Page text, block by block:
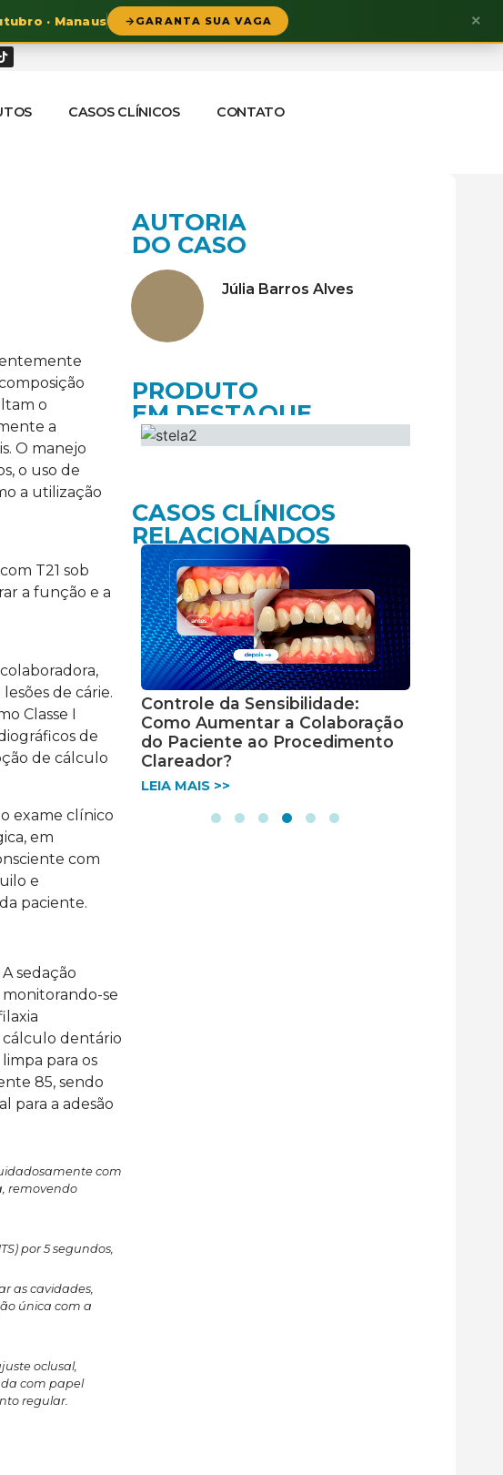
· Manaus GARANTA SUA VAGA ×
CASOS CLÍNICOS CONTATO
o
a
O manejo
o uso de
a utilização
T21 sob
a função e a
de cárie.
Classe I
de
de cálculo
exame clínico
em
com
e
paciente.
sedação
se
cálculo dentário
para os
85, sendo
para a adesão
com
removendo
por 5 segundos,
as cavidades,
única com a
oclusal,
com papel
regular.
AUTORIA
DO CASO
Júlia Barros Alves
PRODUTO
EM DESTAQUE
CASOS CLÍNICOS
RELACIONADOS
Luna 2
Controle da Sensibilidade:
Como Aumentar a Colaboração
do Paciente ao Procedimento
Clareador?
LEIA MAIS >>